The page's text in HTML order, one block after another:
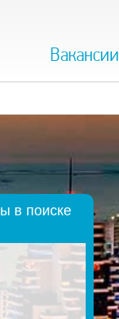
Вакансии
в поиске